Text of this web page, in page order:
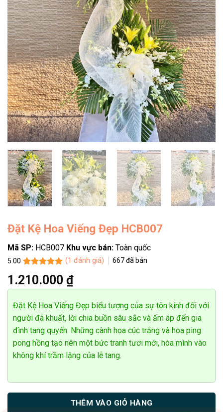
Đặt Kệ Hoa Viếng Đẹp HCB007
Mã SP: HCB007 Khu vực bán: Toàn quốc
5.00
5.00 trên 5
dựa trên
1
đánh giá
(1 đánh giá) 667đã bán
1.210.000 ₫
Đặt Kệ Hoa Viếng Đẹp biểu tượng của sự tôn kính đối với
người đã khuất, lời chia buồn sâu sắc và ấm áp đến gia
đình tang quyến. Những cành hoa cúc trắng và hoa ping
pong hồng tạo nên một bức tranh tươi mới, hòa mình vào
không khí trầm lặng của lễ tang.
THÊM VÀO GIỎ HÀNG